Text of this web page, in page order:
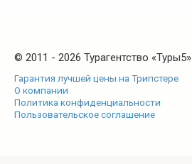
© 2011 - 2026 Турагентство «Туры5»
Гарантия лучшей цены на Трипстере
О компании
Политика конфиденциальности
Пользовательское соглашение